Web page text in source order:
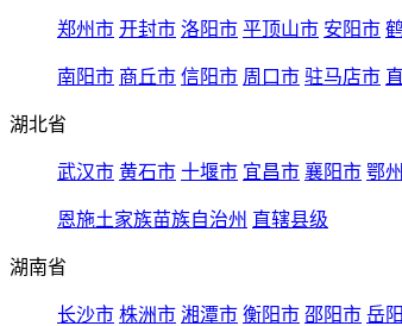
郑州市 开封市 洛阳市 平顶山市 安阳市
南阳市 商丘市 信阳市 周口市 驻马店市
湖北省
武汉市 黄石市 十堰市 宜昌市 襄阳市 鄂
恩施土家族苗族自治州 直辖县级
湖南省
长沙市 株洲市 湘潭市 衡阳市 邵阳市 岳